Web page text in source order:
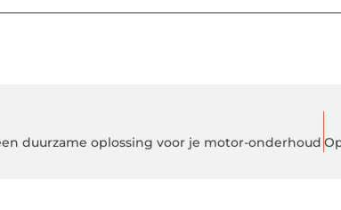
duurzame oplossing voor je motor-onderhoud